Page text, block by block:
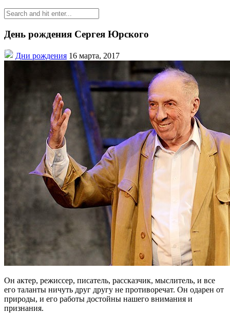
День рождения Сергея Юрского
Дни рождения 16 марта, 2017
Он актер, режиссер, писатель, рассказчик, мыслитель, и все
его таланты ничуть друг другу не противоречат. Он одарен от
природы, и его работы достойны нашего внимания и
признания.